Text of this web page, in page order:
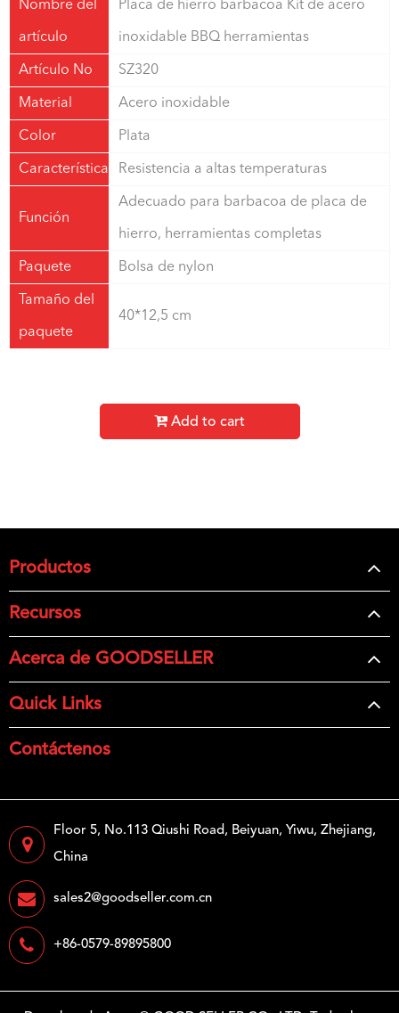
Nombre del
artículo
Placa de hierro barbacoa Kit de acero
inoxidable BBQ herramientas
Artículo No SZ320
Material Acero inoxidable
Color Plata
Característica Resistencia a altas temperaturas
Función
Adecuado para barbacoa de placa de
hierro, herramientas completas
Paquete Bolsa de nylon
Tamaño del
paquete
40*12,5 cm
Add to cart
Productos
Recursos
Acerca de GOODSELLER
Quick Links
Contáctenos
Floor 5, No.113 Qiushi Road, Beiyuan, Yiwu, Zhejiang,
China
sales2@goodseller.com.cn
+86-0579-89895800